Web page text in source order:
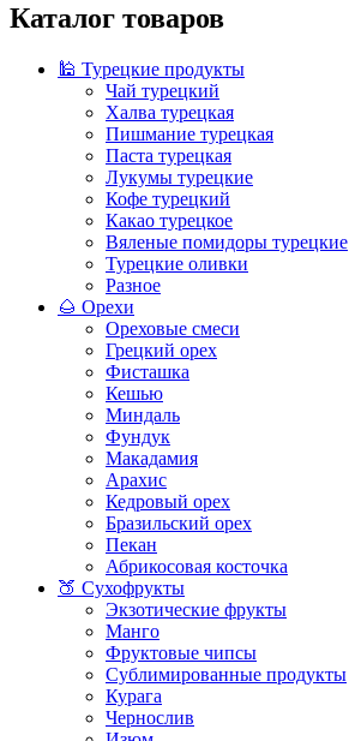
Каталог товаров
🕌 Турецкие продукты
Чай турецкий
Халва турецкая
Пишмание турецкая
Паста турецкая
Лукумы турецкие
Кофе турецкий
Какао турецкое
Вяленые помидоры турецкие
Турецкие оливки
Разное
🌰 Орехи
Ореховые смеси
Грецкий орех
Фисташка
Кешью
Миндаль
Фундук
Макадамия
Арахис
Кедровый орех
Бразильский орех
Пекан
Абрикосовая косточка
🍑 Сухофрукты
Экзотические фрукты
Манго
Фруктовые чипсы
Сублимированные продукты
Курага
Чернослив